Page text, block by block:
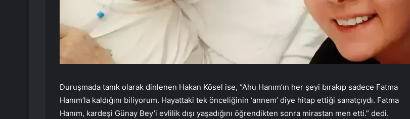
Duruşmada tanık olarak dinlenen Hakan Kösel ise, “Ahu Hanım’ın her şeyi bırakıp sadece Fatma
Hanım’la kaldığını biliyorum. Hayattaki tek önceliğinin ‘annem’ diye hitap ettiği sanatçıydı. Fatma
Hanım, kardeşi Günay Bey’i evlilik dışı yaşadığını öğrendikten sonra mirastan men etti.” dedi.